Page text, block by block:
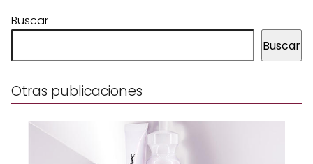
Buscar
Buscar
Otras publicaciones